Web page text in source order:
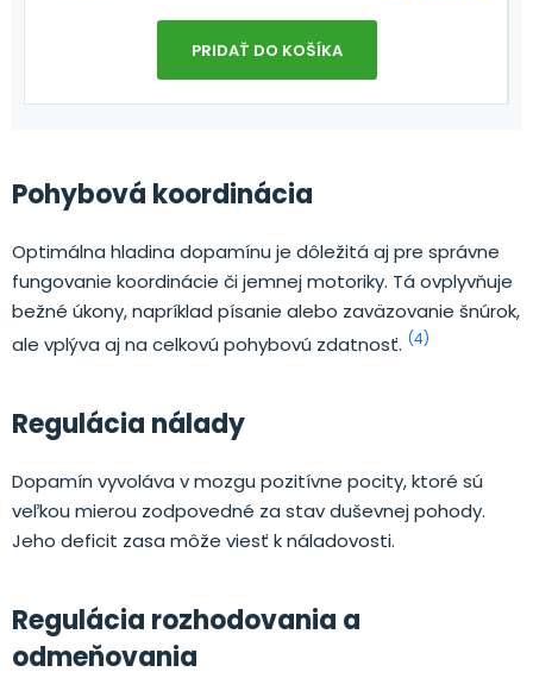
PRIDAŤ DO KOŠÍKA
Pohybová koordinácia
Optimálna hladina dopamínu je dôležitá aj pre správne
fungovanie koordinácie či jemnej motoriky. Tá ovplyvňuje
bežné úkony, napríklad písanie alebo zaväzovanie šnúrok,
ale vplýva aj na celkovú pohybovú zdatnosť. (4)
Regulácia nálady
Dopamín vyvoláva v mozgu pozitívne pocity, ktoré sú
veľkou mierou zodpovedné za stav duševnej pohody.
Jeho deficit zasa môže viesť k náladovosti.
Regulácia rozhodovania a
odmeňovania